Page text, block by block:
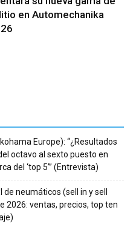
en Automechanika
Europe): “¿Resultados
octavo al sexto puesto en
del ‘top 5’” (Entrevista)
neumáticos (sell in y sell
2026: ventas, precios, top ten